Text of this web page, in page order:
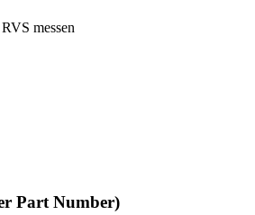
messen
Part Number)